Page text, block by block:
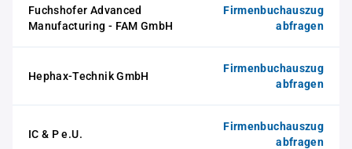
Fuchshofer Advanced
Manufacturing - FAM GmbH
Firmenbuchauszug
abfragen
Hephax-Technik GmbH
Firmenbuchauszug
abfragen
IC & P e.U.
Firmenbuchauszug
abfragen